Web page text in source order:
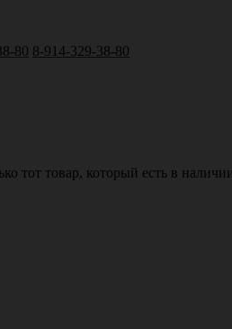
80 8-914-329-38-80
тот товар, который есть в